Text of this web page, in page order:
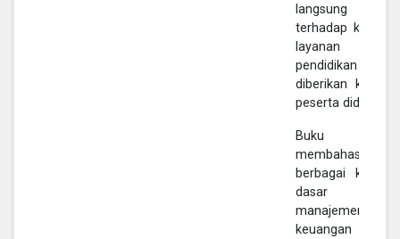
langsung
terhadap kualitas
layanan
pendidikan yang
diberikan kepada
peserta didik.
Buku ini
membahas
berbagai konsep
dasar
manajemen
keuangan